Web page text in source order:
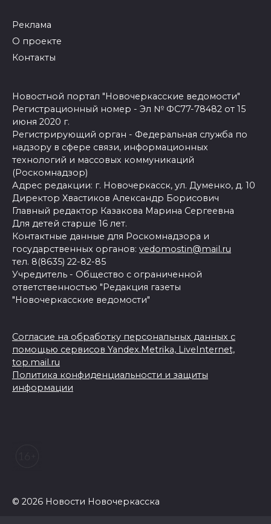
Реклама
О проекте
Контакты
Новостной портал "Новочеркасские ведомости"
Регистрационный номер - Эл № ФС77-78482 от 15
июня 2020 г.
Регистрирующий орган - Федеральная служба по
надзору в сфере связи, информационных
технологий и массовых коммуникаций
(Роскомнадзор)
Адрес редакции: г. Новочеркасск, ул. Думенко, д. 10
Директор Хвастиков Александр Борисович
Главный редактор Казакова Марина Сергеевна
Для детей старше 16 лет.
Контактные данные для Роскомнадзора и
государственных органов: vedomostin@mail.ru
тел. 8(8635) 22-82-85
Учредитель - Общество с ограниченной
ответственностью "Редакция газеты
"Новочеркасские ведомости"
Согласие на обработку персональных данных с
помощью сервисов Yandex.Metrika, LiveInternet,
top.mail.ru
Политика конфиденциальности и защиты
информации
© 2026 Новости Новочеркасска